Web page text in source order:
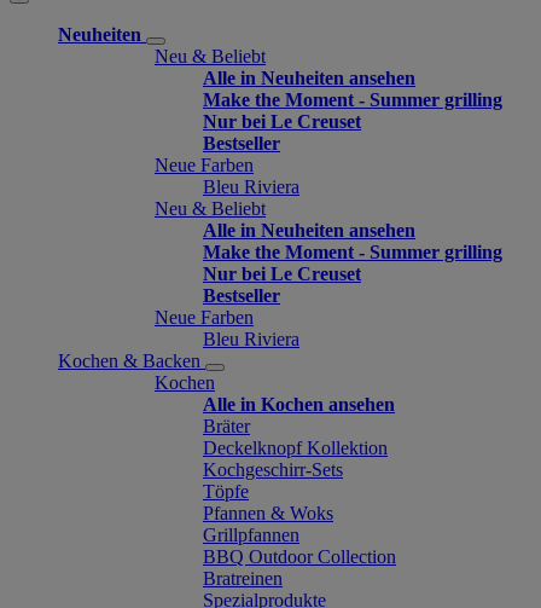
Neuheiten
Neu & Beliebt
Alle in Neuheiten ansehen
Make the Moment - Summer grilling
Nur bei Le Creuset
Bestseller
Neue Farben
Bleu Riviera
Neu & Beliebt
Alle in Neuheiten ansehen
Make the Moment - Summer grilling
Nur bei Le Creuset
Bestseller
Neue Farben
Bleu Riviera
Kochen & Backen
Kochen
Alle in Kochen ansehen
Bräter
Deckelknopf Kollektion
Kochgeschirr-Sets
Töpfe
Pfannen & Woks
Grillpfannen
BBQ Outdoor Collection
Bratreinen
Spezialprodukte